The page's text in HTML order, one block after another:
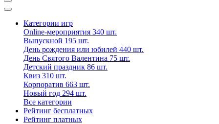
Категории игр
Online-мероприятия 340 шт.
Выпускной 195 шт.
День рождения или юбилей 440 шт.
День Святого Валентина 75 шт.
Детский праздник 86 шт.
Квиз 310 шт.
Корпоратив 663 шт.
Новый год 294 шт.
Все категории
Рейтинг бесплатных
Рейтинг платных